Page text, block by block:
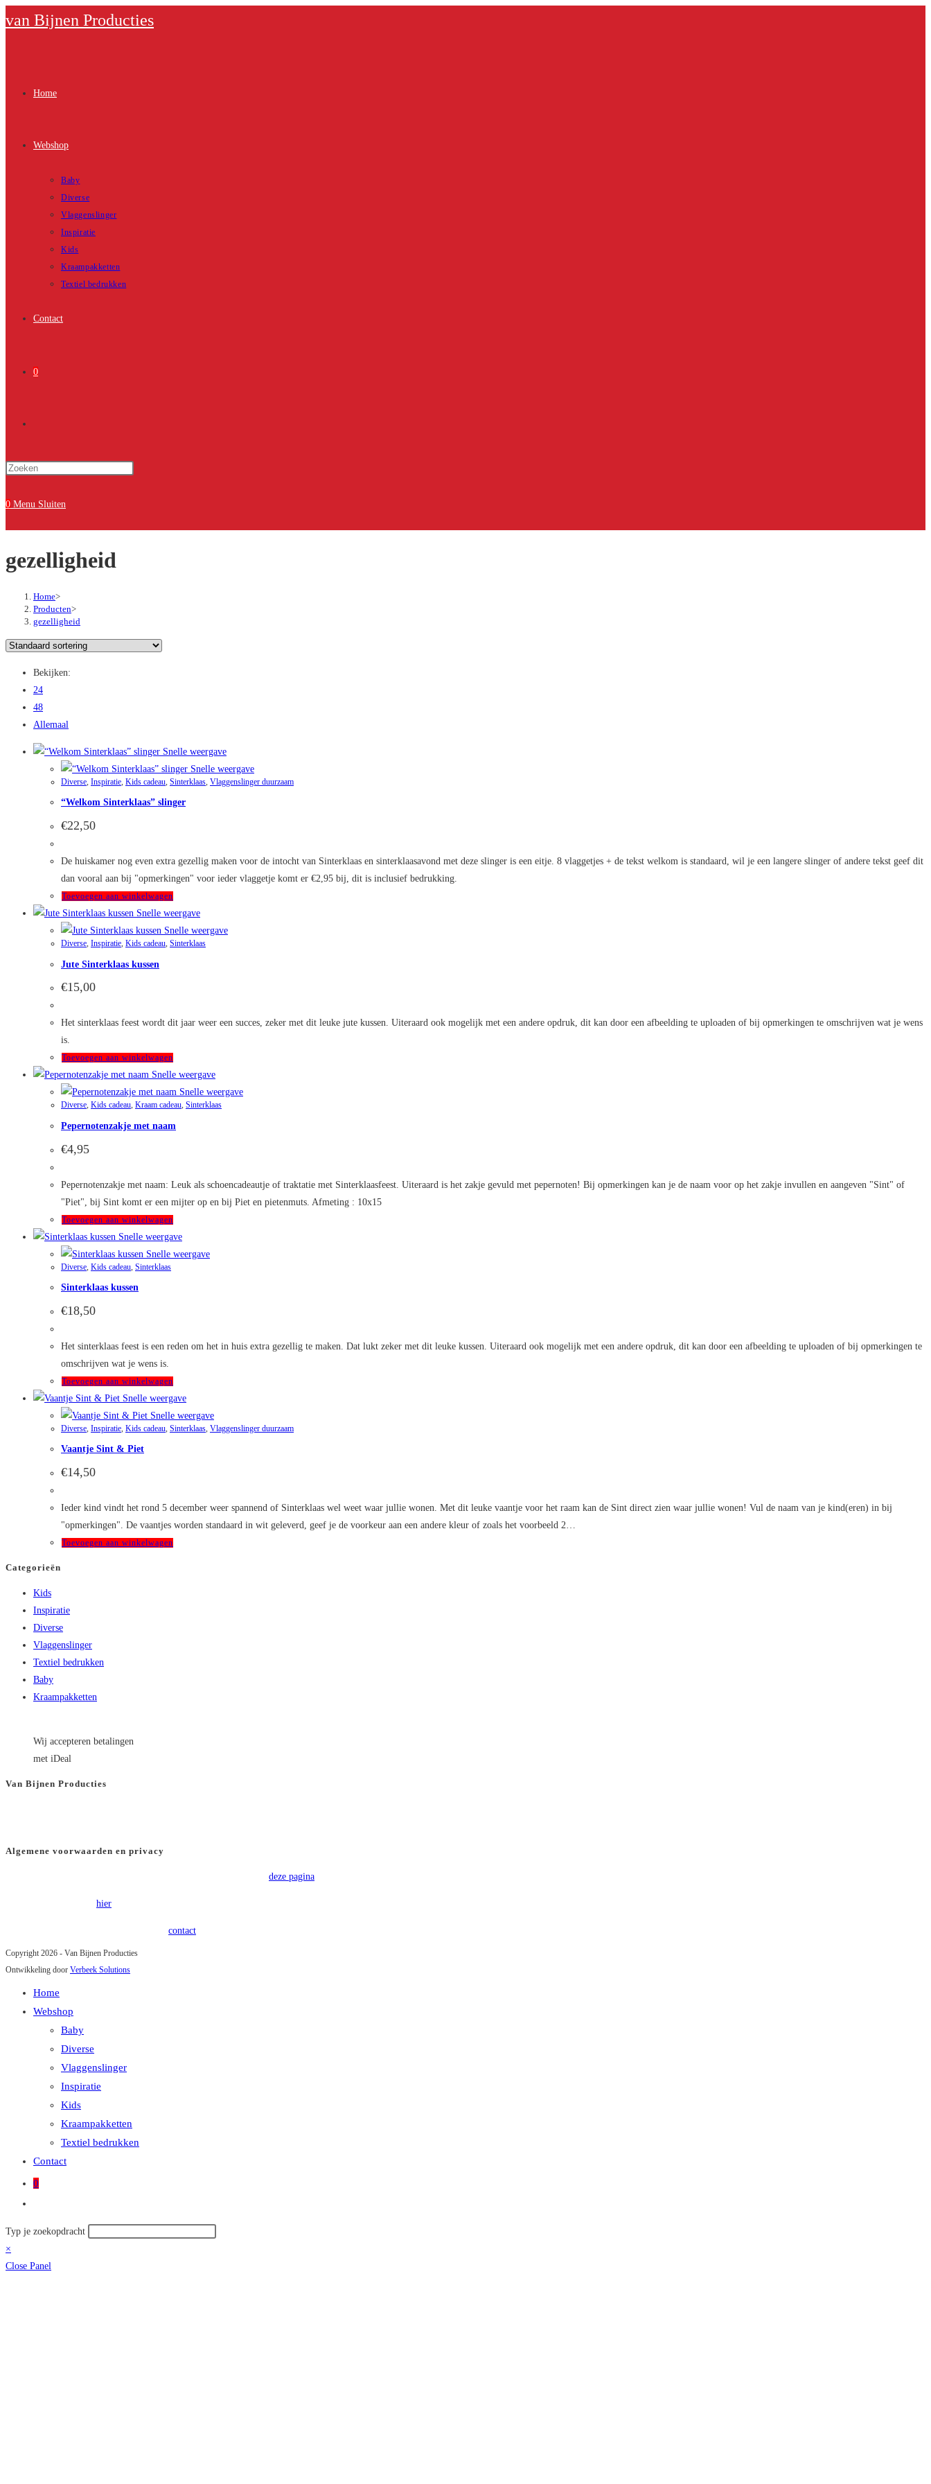
naar
van Bijnen Producties
Home
Webshop
Baby
Diverse
Vlaggenslinger
Inspiratie
Kids
Kraampakketten
Textiel bedrukken
Contact
0
site
0 Menu Sluiten
gezelligheid
Home>
Producten>
gezelligheid
Bekijken:
24
48
Allemaal
Snelle weergave
Snelle weergave
Diverse, Inspiratie, Kids cadeau, Sinterklaas, Vlaggenslinger duurzaam
“Welkom Sinterklaas” slinger
€22,50
De huiskamer nog even extra gezellig maken voor de intocht van Sinterklaas en sinterklaasavond met deze slinger is een eitje. 8 vlaggetjes + de tekst welkom is standaard, wil je een langere slinger of andere tekst geef dit
dan vooral aan bij "opmerkingen" voor ieder vlaggetje komt er €2,95 bij, dit is inclusief bedrukking.
Toevoegen aan winkelwagen
Snelle weergave
Snelle weergave
Diverse, Inspiratie, Kids cadeau, Sinterklaas
Jute Sinterklaas kussen
€15,00
Het sinterklaas feest wordt dit jaar weer een succes, zeker met dit leuke jute kussen. Uiteraard ook mogelijk met een andere opdruk, dit kan door een afbeelding te uploaden of bij opmerkingen te omschrijven wat je wens
is.
Toevoegen aan winkelwagen
Snelle weergave
Snelle weergave
Diverse, Kids cadeau, Kraam cadeau, Sinterklaas
Pepernotenzakje met naam
€4,95
Pepernotenzakje met naam: Leuk als schoencadeautje of traktatie met Sinterklaasfeest. Uiteraard is het zakje gevuld met pepernoten! Bij opmerkingen kan je de naam voor op het zakje invullen en aangeven "Sint" of
"Piet", bij Sint komt er een mijter op en bij Piet en pietenmuts. Afmeting : 10x15
Toevoegen aan winkelwagen
Snelle weergave
Snelle weergave
Diverse Kids cadeau Sinterklaas
Sinterklaas kussen
€18,50
Het sinterklaas feest is een reden om het in huis extra gezellig te maken. Dat lukt zeker met dit leuke kussen. Uiteraard ook mogelijk met een andere opdruk, dit kan door een afbeelding te uploaden of bij opmerkingen te
omschrijven wat je wens is.
Toevoegen aan winkelwagen
Snelle weergave
Snelle weergave
Diverse Inspiratie Kids cadeau Sinterklaas Vlaggenslinger duurzaam
Vaantje Sint & Piet
€14,50
Ieder kind vindt het rond 5 december weer spannend of Sinterklaas wel weet waar jullie wonen. Met dit leuke vaantje voor het raam kan de Sint direct zien waar jullie wonen! Vul de naam van je kind(eren) in bij
"opmerkingen". De vaantjes worden standaard in wit geleverd, geef je de voorkeur aan een andere kleur of zoals het voorbeeld 2…
Toevoegen aan winkelwagen
Categorieën
Kids
Inspiratie
Diverse
Vlaggenslinger
Textiel bedrukken
Baby
Kraampakketten
Wij accepteren betalingen
met iDeal
Van Bijnen Producties
Algemene voorwaarden en privacy
deze pagina
hier
contact
Copyright 2026 - Van Bijnen Producties
Ontwikkeling door Verbeek Solutions
Home
Webshop
Baby
Diverse
Vlaggenslinger
Inspiratie
Kids
Kraampakketten
Textiel bedrukken
Contact
0
zoeken
Zoek
op
deze
Typ je zoekopdracht
×
Close Panel